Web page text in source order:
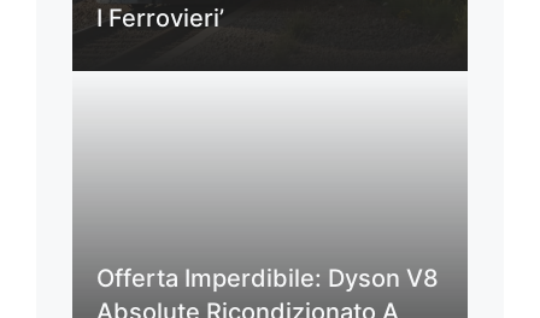
I Ferrovieri’
Offerta Imperdibile: Dyson V8
Absolute Ricondizionato A